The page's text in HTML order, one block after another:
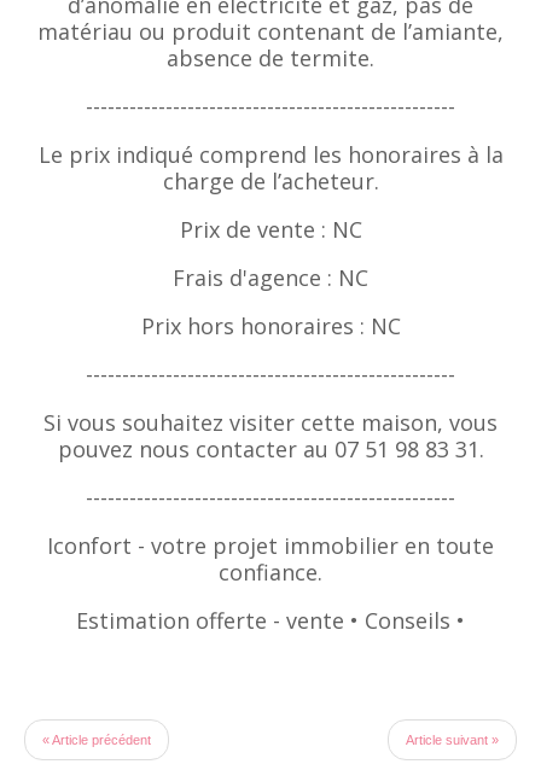
matériau ou produit contenant de l’amiante,
absence de termite.
---------------------------------------------------
Le prix indiqué comprend les honoraires à la
charge de l’acheteur.
Prix de vente : NC
Frais d'agence : NC
Prix hors honoraires : NC
---------------------------------------------------
Si vous souhaitez visiter cette maison, vous
pouvez nous contacter au 07 51 98 83 31.
---------------------------------------------------
Iconfort - votre projet immobilier en toute
confiance.
Estimation offerte - vente • Conseils •
« Article précédent Article suivant »